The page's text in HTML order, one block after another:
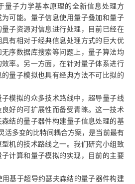
量子力学基本原理的全新信息处理方
可能。量子信息使用量子叠加和量子
子资源对信息进行处理，目前已经在
有相对于经典信息处理方式的巨大优
序数据库搜索等问题上，量子算法均
率。另一方面，在针对量子体系进行
量子模拟也具有经典方法不可比拟的
模拟的众多技术路线中，超导量子线
好的可扩展性而备受青睐。这一技术
结的量子器件构建量子信息处理的基
活多变的比特间耦合方案，是当前最有
机的技术路线之一。我们研究小组致
计算和量子模拟的实现，目前的主要
基于超导约瑟夫森结的量子器件构建